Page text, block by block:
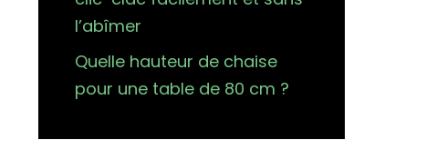
l’abîmer
Quelle hauteur de chaise
pour une table de 80 cm ?